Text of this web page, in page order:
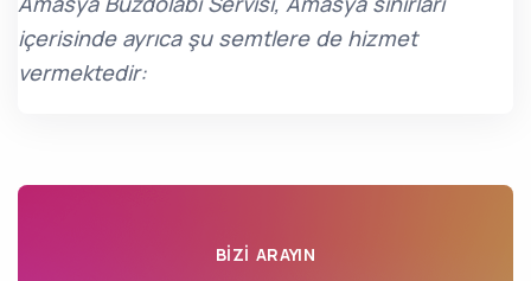
içerisinde ayrıca şu semtlere de hizmet
vermektedir:
BIZI ARAYIN